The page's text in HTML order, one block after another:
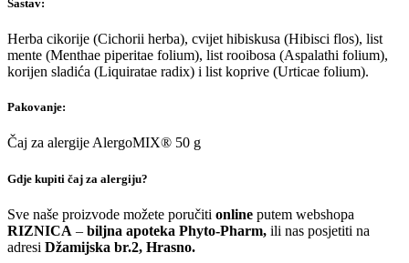
Sastav:
Herba cikorije (Cichorii herba), cvijet hibiskusa (Hibisci flos), list
mente (Menthae piperitae folium), list rooibosa (Aspalathi folium),
korijen sladića (Liquiratae radix) i list koprive (Urticae folium).
Pakovanje:
Čaj za alergije AlergoMIX® 50 g
Gdje kupiti čaj za alergiju?
Sve naše proizvode možete poručiti online putem webshopa
RIZNICA – biljna apoteka Phyto-Pharm, ili nas posjetiti na
adresi Džamijska br.2, Hrasno.